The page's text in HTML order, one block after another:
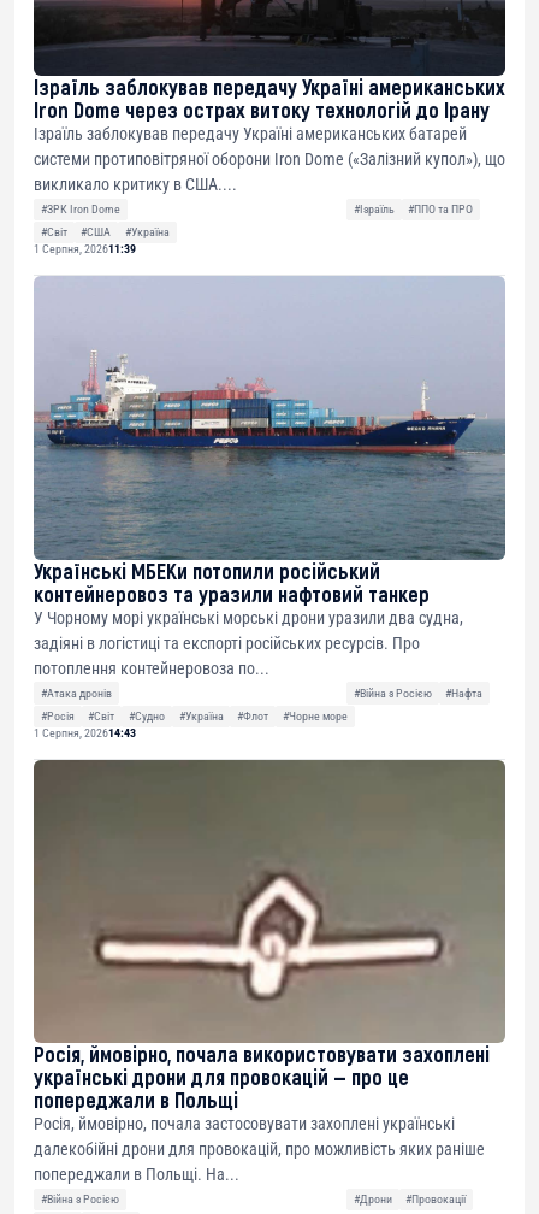
Ізраїль заблокував передачу Україні американських
Iron Dome через острах витоку технологій до Ірану
Ізраїль заблокував передачу Україні американських батарей
системи протиповітряної оборони Iron Dome («Залізний купол»), що
викликало критику в США....
#ЗРК Iron Dome #Ізраїль
#ППО та ПРО
#Світ
#США
#Україна
1 Серпня, 202611:39
Українські МБЕКи потопили російський
контейнеровоз та уразили нафтовий танкер
У Чорному морі українські морські дрони уразили два судна,
задіяні в логістиці та експорті російських ресурсів. Про
потоплення контейнеровоза по...
#Атака дронів #Війна з Росією
#Нафта
#Росія
#Світ #Судно #Україна #Флот
#Чорне море
1 Серпня, 202614:43
Росія, ймовірно, почала використовувати захоплені
українські дрони для провокацій — про це
попереджали в Польщі
Росія, ймовірно, почала застосовувати захоплені українські
далекобійні дрони для провокацій, про можливість яких раніше
попереджали в Польщі. На...
#Війна з Росією #Дрони
#Провокації